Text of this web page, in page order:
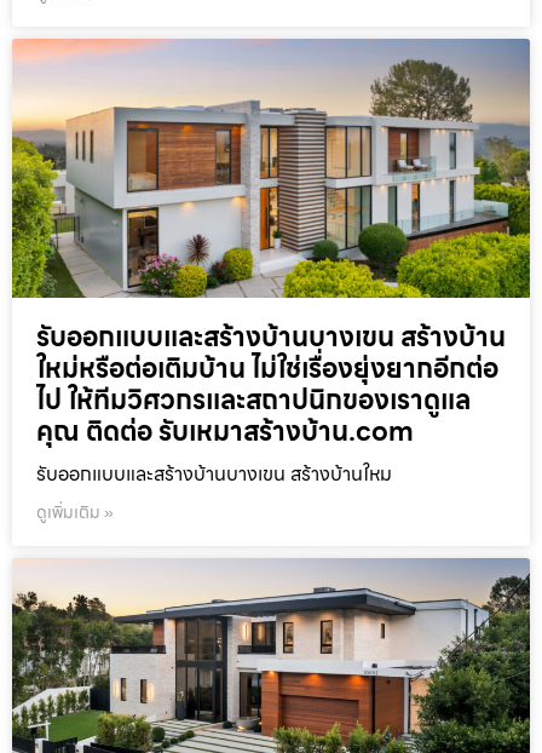
รับออกแบบและสร้างบ้านบางเขน สร้างบ้าน
ใหม่หรือต่อเติมบ้าน ไม่ใช่เรื่องยุ่งยากอีกต่อ
ไป ให้ทีมวิศวกรและสถาปนิกของเราดูแล
คุณ ติดต่อ รับเหมาสร้างบ้าน.com
รับออกแบบและสร้างบ้านบางเขน สร้างบ้านใหม
ดูเพิ่มเติม »